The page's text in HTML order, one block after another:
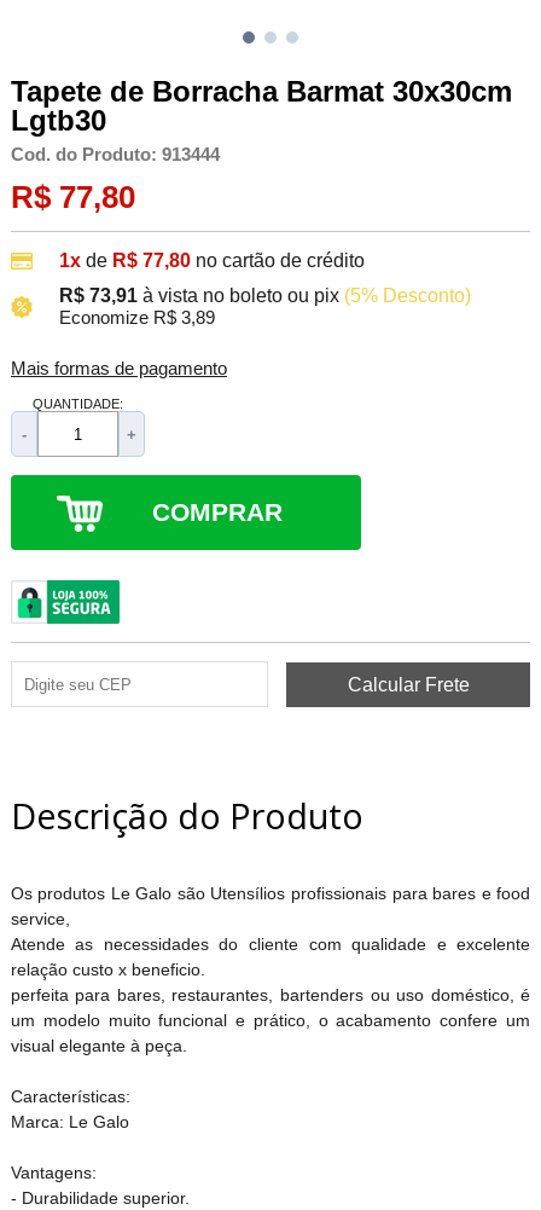
Tapete de Borracha Barmat 30x30cm
Lgtb30
Cod. do Produto: 913444
R$ 77,80
1xde R$ 77,80 no cartão de crédito
R$ 73,91 à vista no boleto ou pix (5% Desconto)
Economize R$ 3,89
Mais formas de pagamento
QUANTIDADE:
- +
COMPRAR
Descrição do Produto
Os produtos Le Galo são Utensílios profissionais para bares e food
service,
Atende as necessidades do cliente com qualidade e excelente
relação custo x beneficio.
perfeita para bares, restaurantes, bartenders ou uso doméstico, é
um modelo muito funcional e prático, o acabamento confere um
visual elegante à peça.
Características:
Marca: Le Galo
Vantagens:
- Durabilidade superior.